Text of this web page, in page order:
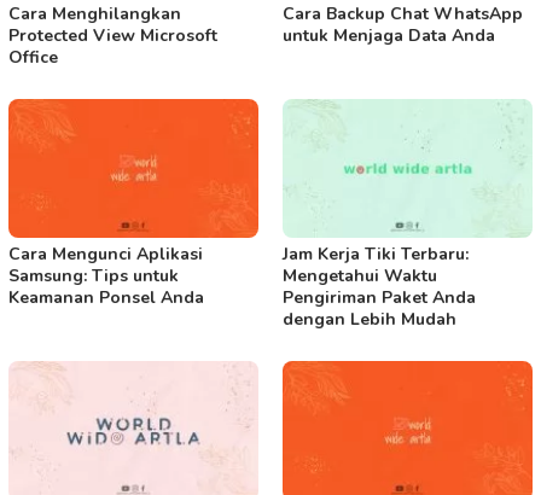
Cara Menghilangkan
Protected View Microsoft
Office
Cara Backup Chat WhatsApp
untuk Menjaga Data Anda
Cara Mengunci Aplikasi
Samsung: Tips untuk
Keamanan Ponsel Anda
Jam Kerja Tiki Terbaru:
Mengetahui Waktu
Pengiriman Paket Anda
dengan Lebih Mudah